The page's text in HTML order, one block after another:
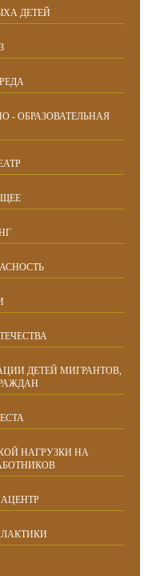
ДЕТЕЙ
- ОБРАЗОВАТЕЛЬНАЯ
ДЕТЕЙ МИГРАНТОВ,
НАГРУЗКИ НА